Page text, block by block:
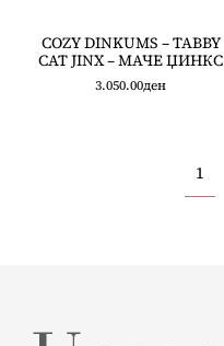
COZY DINKUMS – TABBY
CAT JINX – МАЧЕ ЏИНКС
3.050.00ден
1